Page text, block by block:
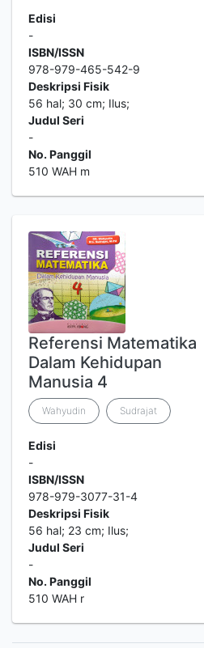
Edisi
-
ISBN/ISSN
978-979-465-542-9
Deskripsi Fisik
56 hal; 30 cm; Ilus;
Judul Seri
-
No. Panggil
510 WAH m
Referensi Matematika
Dalam Kehidupan
Manusia 4
Wahyudin Sudrajat
Edisi
-
ISBN/ISSN
978-979-3077-31-4
Deskripsi Fisik
56 hal; 23 cm; Ilus;
Judul Seri
-
No. Panggil
510 WAH r